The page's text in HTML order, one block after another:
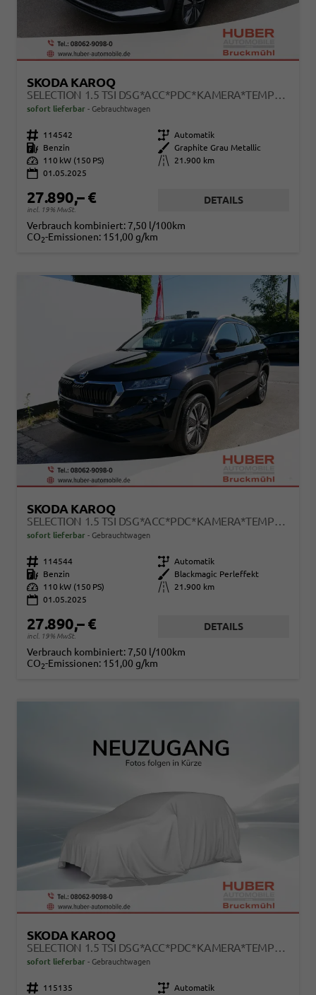
SKODA KAROQ
SELECTION 1.5 TSI DSG*ACC*PDC*KAMERA*TEMPOMAT*LED*SMARTLINK*KLIMA*RADIO*17-ZOLL
sofort lieferbar Gebrauchtwagen
Fahrzeugnr. 114542 Getriebe Automatik
Kraftstoff
Benzin Außenfarbe
Graphite Grau Metallic
Leistung
110 kW (150 PS) Kilometerstand
21.900 km
01.05.2025
27.890,– €
incl. 19% MwSt.
DETAILS
Verbrauch kombiniert: 7,50 l/100km
CO2-Emissionen: 151,00 g/km
SKODA KAROQ
SELECTION 1.5 TSI DSG*ACC*PDC*KAMERA*TEMPOMAT*LED*SMARTLINK*KLIMA*RADIO*17-ZOLL
sofort lieferbar Gebrauchtwagen
Fahrzeugnr. 114544 Getriebe Automatik
Kraftstoff
Benzin Außenfarbe
Blackmagic Perleffekt
Leistung
110 kW (150 PS) Kilometerstand
21.900 km
01.05.2025
27.890,– €
incl. 19% MwSt.
DETAILS
Verbrauch kombiniert: 7,50 l/100km
CO2-Emissionen: 151,00 g/km
SKODA KAROQ
SELECTION 1.5 TSI DSG*ACC*PDC*KAMERA*TEMPOMAT*LED*SMARTLINK*KLIMA*RADIO*17-ZOLL
sofort lieferbar Gebrauchtwagen
Fahrzeugnr. 115135 Getriebe Automatik